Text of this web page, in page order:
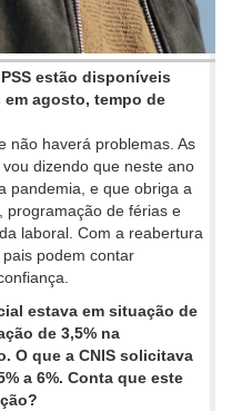
estão disponíveis
agosto, tempo de
não haverá problemas. As
dizendo que neste ano
pandemia, e que obriga a
programação de férias e
laboral. Com a reabertura
podem contar
estava em situação de
de 3,5% na
O que a CNIS solicitava
a 6%. Conta que este